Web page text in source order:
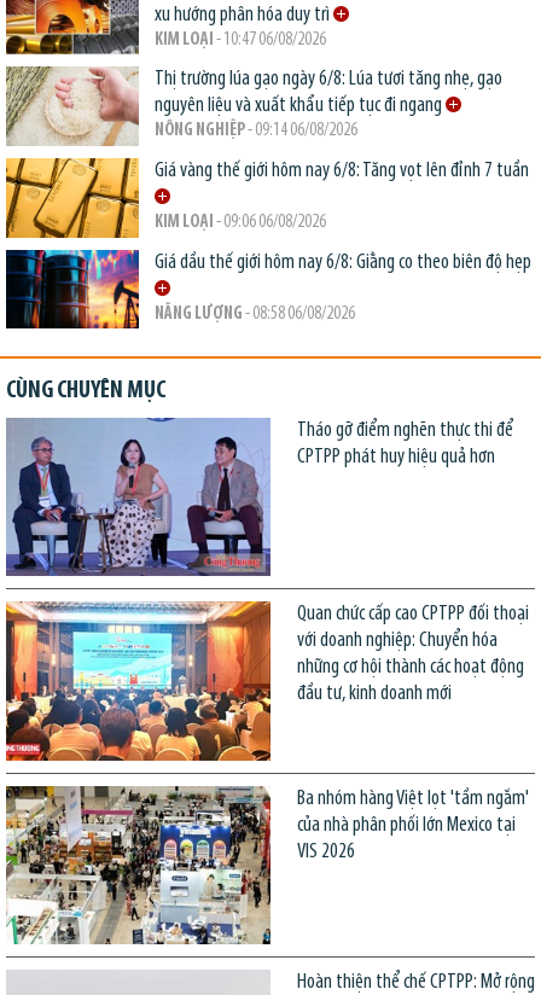
xu hướng phân hóa duy trì
KIM LOẠI - 10:47 06/08/2026
Thị trường lúa gạo ngày 6/8: Lúa tươi tăng nhẹ, gạo
nguyên liệu và xuất khẩu tiếp tục đi ngang
NÔNG NGHIỆP- 09:14 06/08/2026
Giá vàng thế giới hôm nay 6/8: Tăng vọt lên đỉnh 7 tuần
KIM LOẠI - 09:06 06/08/2026
Giá dầu thế giới hôm nay 6/8: Giằng co theo biên độ hẹp
NĂNG LƯỢNG - 08:58 06/08/2026
CÙNG CHUYÊN MỤC
Tháo gỡ điểm nghẽn thực thi để
CPTPP phát huy hiệu quả hơn
Quan chức cấp cao CPTPP đối thoại
với doanh nghiệp: Chuyển hóa
những cơ hội thành các hoạt động
đầu tư, kinh doanh mới
Ba nhóm hàng Việt lọt 'tầm ngắm'
của nhà phân phối lớn Mexico tại
VIS 2026
Hoàn thiện thể chế CPTPP: Mở rộng